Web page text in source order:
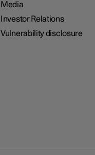
Media
Investor Relations
Vulnerability disclosure